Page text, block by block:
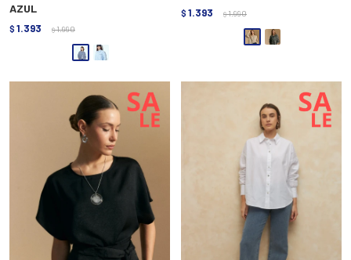
AZUL
$ 1.393 $ 1.990
$ 1.393 $ 1.990